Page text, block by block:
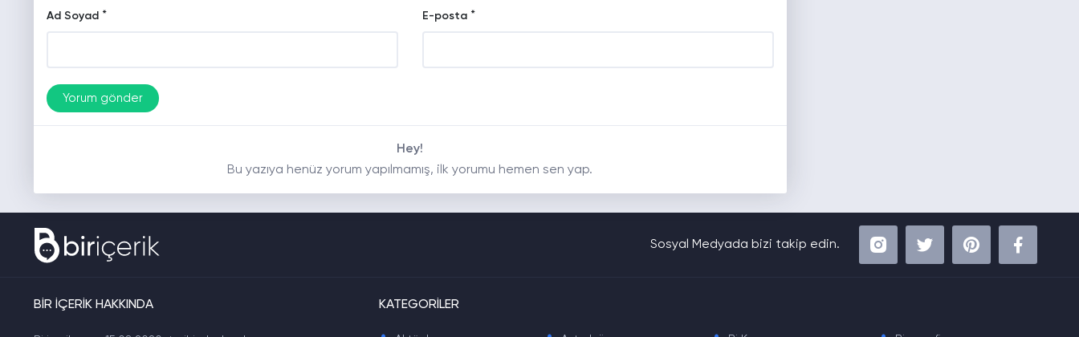
Ad Soyad * E-posta *
Hey!
Bu yazıya henüz yorum yapılmamış, ilk yorumu hemen sen yap.
Sosyal Medyada bizi takip edin.
BİR İÇERİK HAKKINDA KATEGORİLER
. . . .